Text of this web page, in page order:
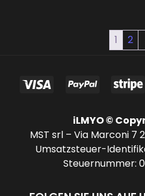
1 2
iLMYO ©
MST srl – Via Marconi 7
Umsatzsteuer-
Steuernummer: